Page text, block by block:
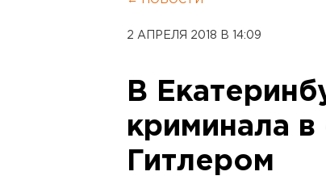
2 АПРЕЛЯ 2018 В 14:09
В
криминала в
Гитлером